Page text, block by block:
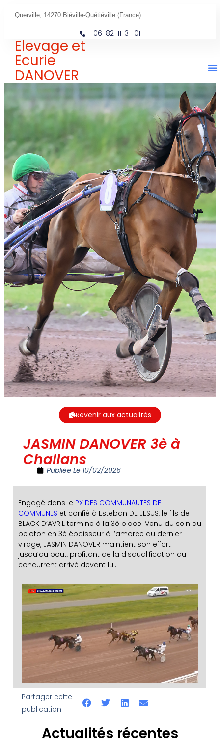
Querville, 14270 Biéville-Quétiéville (France)
06-82-11-31-01
Elevage et
Ecurie
DANOVER
Revenir aux actualités
JASMIN DANOVER 3è à
Challans
Publiée Le 10/02/2026
Engagé dans le PX DES COMMUNAUTES DE
COMMUNES et confié à Esteban DE JESUS, le fils de
BLACK D’AVRIL termine à la 3è place. Venu du sein du
peloton en 3è épaisseur à l’amorce du dernier
virage, JASMIN DANOVER maintient son effort
jusqu’au bout, profitant de la disqualification du
concurrent arrivé devant lui.
Partager cette
publication :
Actualités récentes